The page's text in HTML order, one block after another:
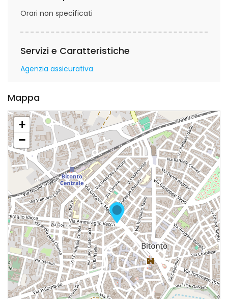
Orari non specificati
Servizi e Caratteristiche
Agenzia assicurativa
Mappa
+
−